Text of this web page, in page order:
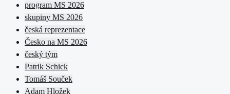
program MS 2026
skupiny MS 2026
česká reprezentace
Česko na MS 2026
český tým
Patrik Schick
Tomáš Souček
Adam Hložek